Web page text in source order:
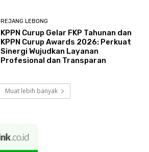
REJANG LEBONG
KPPN Curup Gelar FKP Tahunan dan
KPPN Curup Awards 2026: Perkuat
Sinergi Wujudkan Layanan
Profesional dan Transparan
Muat lebih banyak